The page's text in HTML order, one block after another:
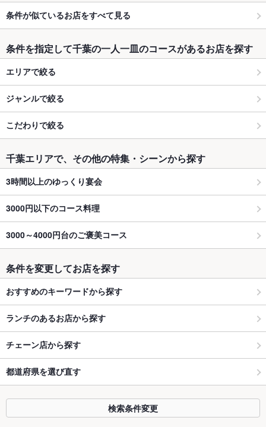
条件が似ているお店をすべて見る
条件を指定して千葉の一人一皿のコースがあるお店を探す
エリアで絞る
ジャンルで絞る
こだわりで絞る
千葉エリアで、その他の特集・シーンから探す
3時間以上のゆっくり宴会
3000円以下のコース料理
3000～4000円台のご褒美コース
条件を変更してお店を探す
おすすめのキーワードから探す
ランチのあるお店から探す
チェーン店から探す
都道府県を選び直す
検索条件変更